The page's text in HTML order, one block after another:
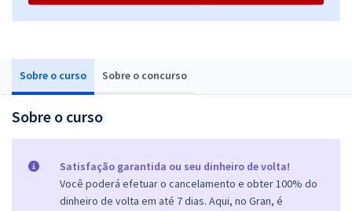
Sobre o curso Sobre o concurso
Sobre o curso
Satisfação garantida ou seu dinheiro de volta!
Você poderá efetuar o cancelamento e obter 100% do
dinheiro de volta em até 7 dias. Aqui, no Gran, é